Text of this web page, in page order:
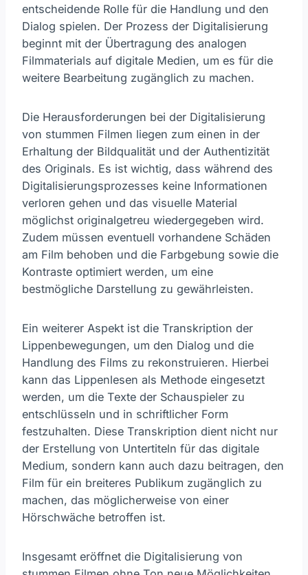
entscheidende Rolle für die Handlung und den
Dialog spielen. Der Prozess der Digitalisierung
beginnt mit der Übertragung des analogen
Filmmaterials auf digitale Medien, um es für die
weitere Bearbeitung zugänglich zu machen.
Die Herausforderungen bei der Digitalisierung
von stummen Filmen liegen zum einen in der
Erhaltung der Bildqualität und der Authentizität
des Originals. Es ist wichtig, dass während des
Digitalisierungsprozesses keine Informationen
verloren gehen und das visuelle Material
möglichst originalgetreu wiedergegeben wird.
Zudem müssen eventuell vorhandene Schäden
am Film behoben und die Farbgebung sowie die
Kontraste optimiert werden, um eine
bestmögliche Darstellung zu gewährleisten.
Ein weiterer Aspekt ist die Transkription der
Lippenbewegungen, um den Dialog und die
Handlung des Films zu rekonstruieren. Hierbei
kann das Lippenlesen als Methode eingesetzt
werden, um die Texte der Schauspieler zu
entschlüsseln und in schriftlicher Form
festzuhalten. Diese Transkription dient nicht nur
der Erstellung von Untertiteln für das digitale
Medium, sondern kann auch dazu beitragen, den
Film für ein breiteres Publikum zugänglich zu
machen, das möglicherweise von einer
Hörschwäche betroffen ist.
Insgesamt eröffnet die Digitalisierung von